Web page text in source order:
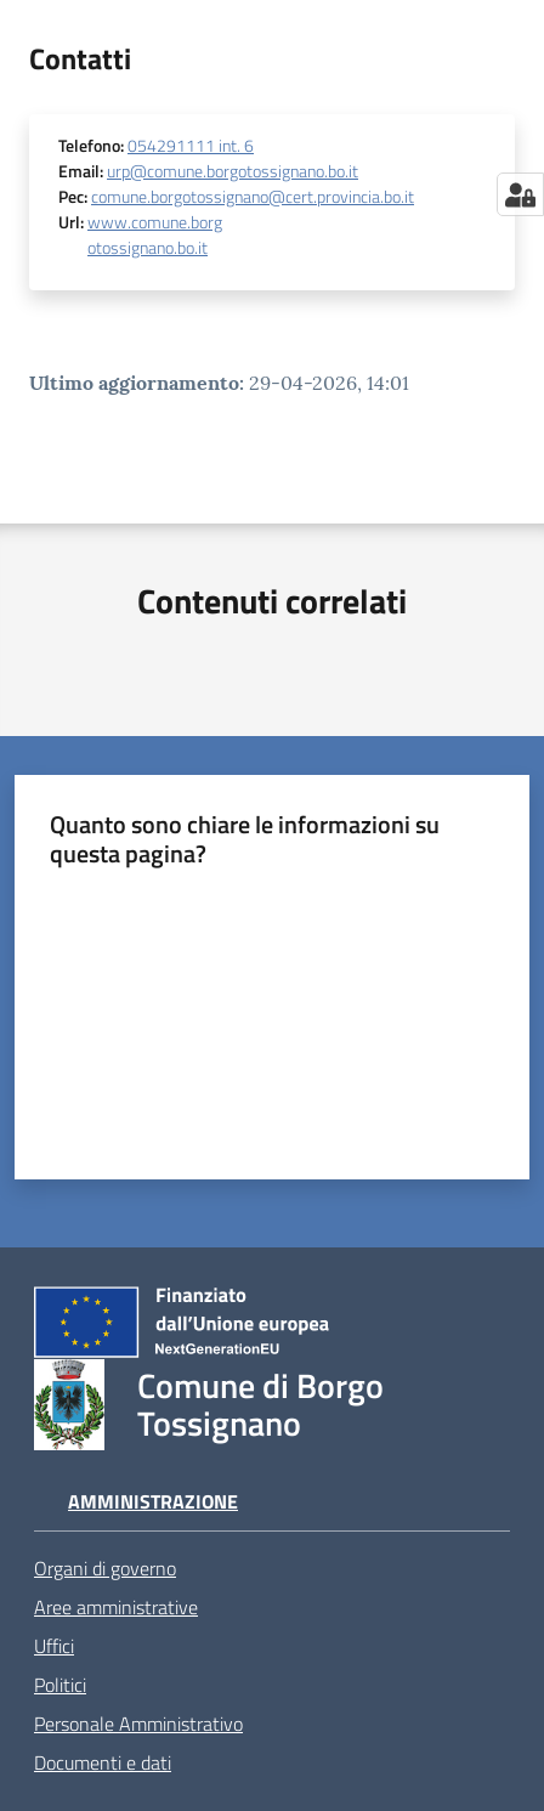
Contatti
Telefono:054291111 int. 6
Email:urp@comune.borgotossignano.bo.it
Pec:comune.borgotossignano@cert.provincia.bo.it
Url:www.comune.borg
otossignano.bo.it
Ultimo aggiornamento: 29-04-2026, 14:01
Contenuti correlati
Quanto sono chiare le informazioni su
questa pagina?
Comune di Borgo
Tossignano
AMMINISTRAZIONE
Organi di governo
Aree amministrative
Uffici
Politici
Personale Amministrativo
Documenti e dati